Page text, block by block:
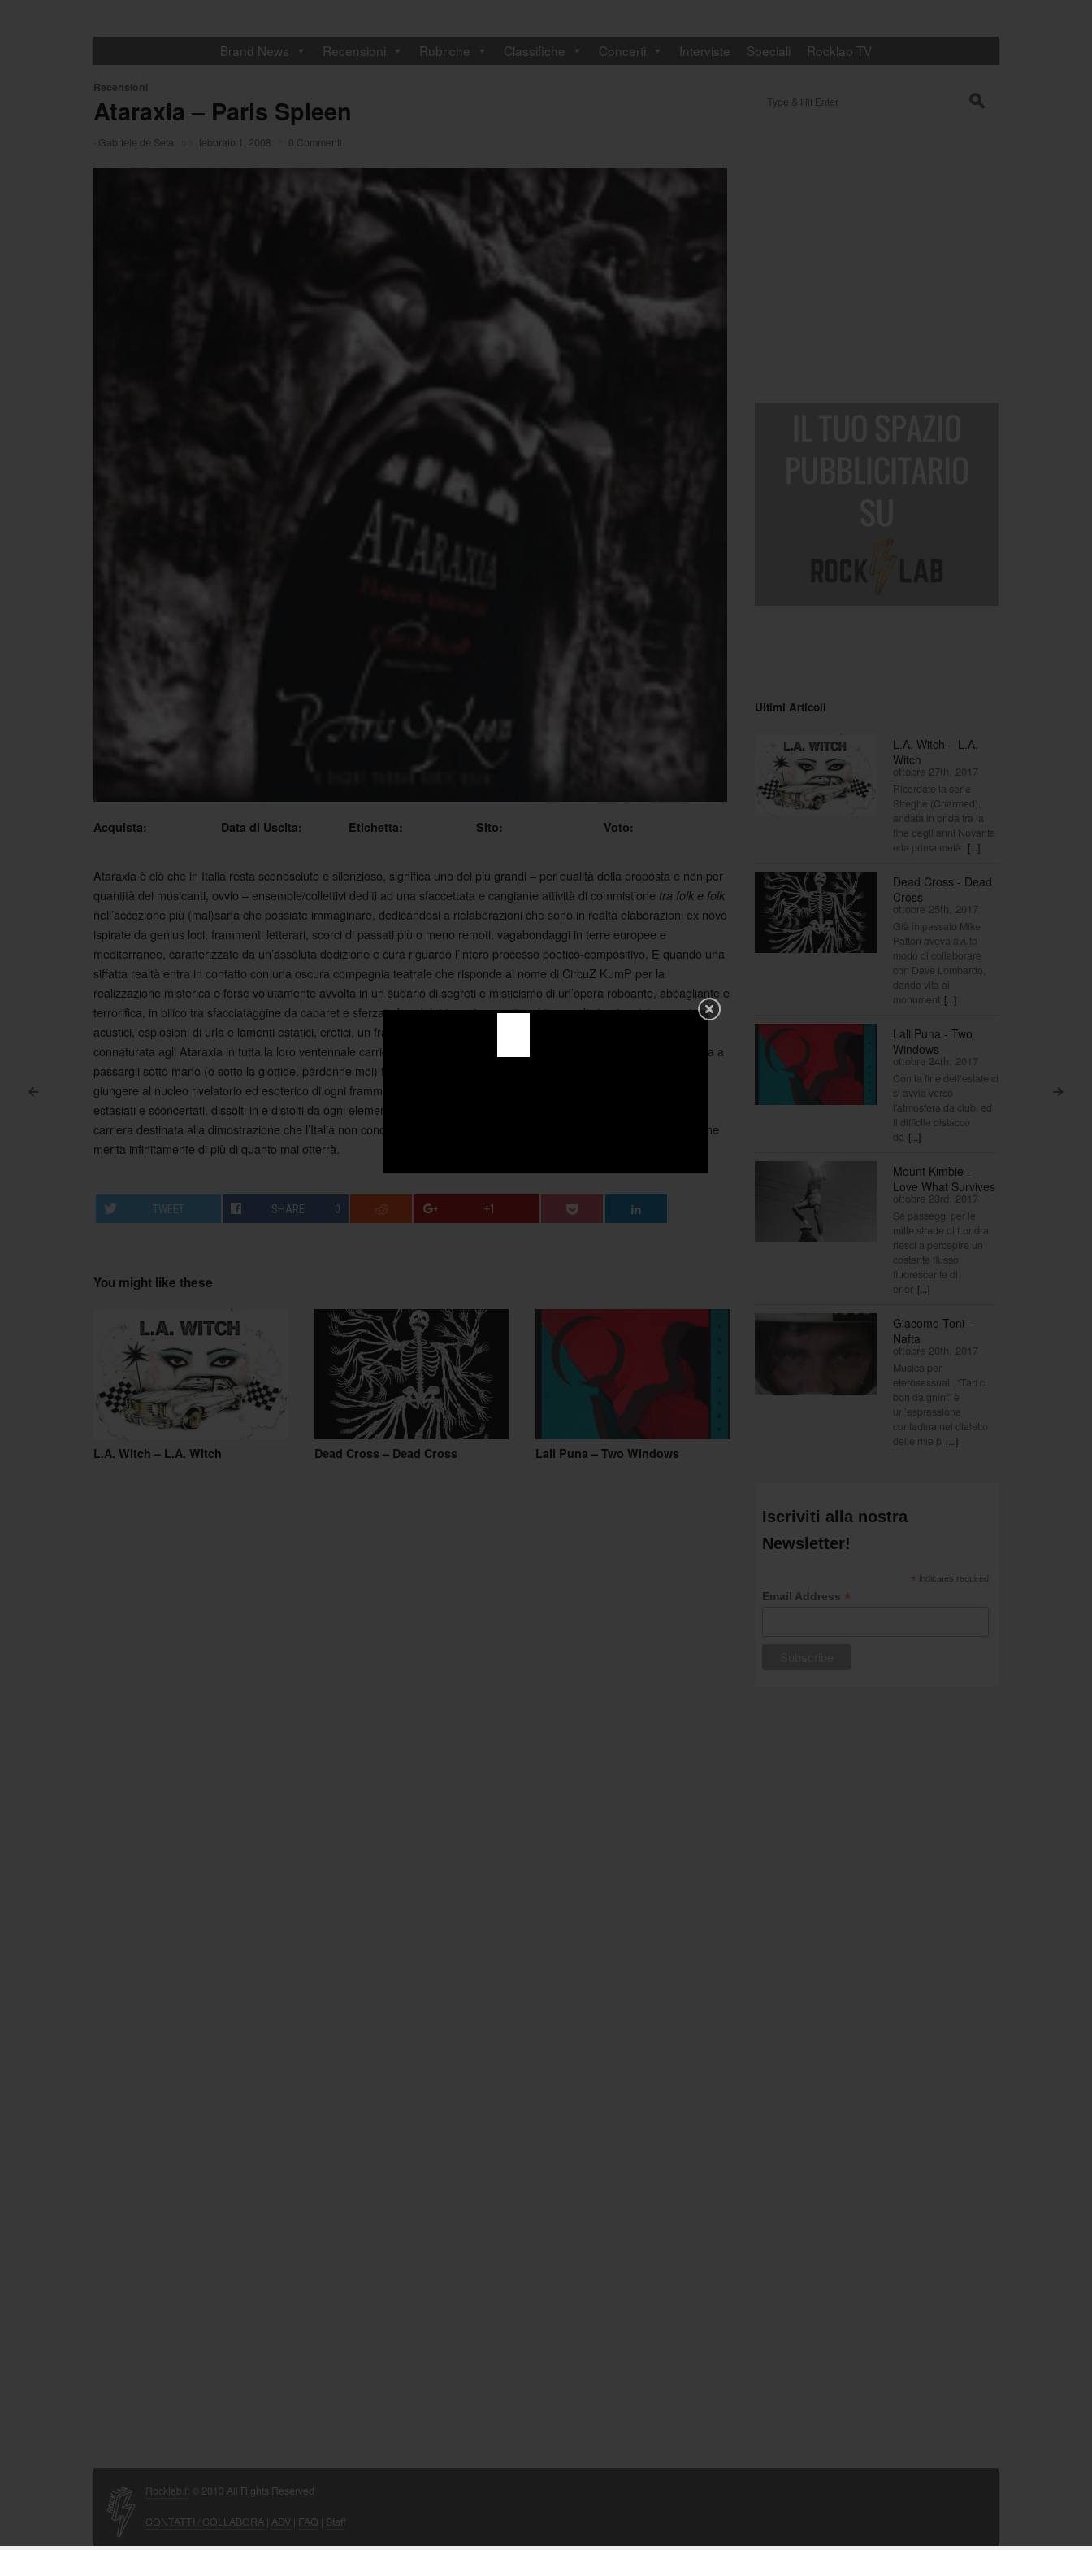
Brand News Recensioni Rubriche Classifiche Concerti Interviste Speciali Rocklab TV
Post navigation
< >
Recensioni
Ataraxia – Paris Spleen
Gabriele de Seta febbraio 1, 2008 0 Commenti
Acquista: Data di Uscita: Etichetta: Sito: Voto:
Ataraxia è ciò che in Italia resta sconosciuto e silenzioso, significa uno dei più grandi – per qualità della proposta e non per
quantità dei musicanti, ovvio – ensemble/collettivi dediti ad una sfaccettata e cangiante attività di commistione tra folk e folk
nell’accezione più (mal)sana che possiate immaginare, dedicandosi a rielaborazioni che sono in realtà elaborazioni ex novo
ispirate da genius loci, frammenti letterari, scorci di passati più o meno remoti, vagabondaggi in terre europee e
mediterranee, caratterizzate da un’assoluta dedizione e cura riguardo l’intero processo poetico-compositivo. E quando una
siffatta realtà entra in contatto con una oscura compagnia teatrale che risponde al nome di CircuZ KumP per la
realizzazione misterica e forse volutamente avvolta in un sudario di segreti e misticismo di un’opera roboante, abbagliante e
terrorifica, in bilico tra sfacciataggine da cabaret e sferzate baudelairiane, improvvise chiusure di sipario e intermezzi
acustici, esplosioni di urla e lamenti estatici, erotici, un francese sanguigno e pervaso dalla sistematica volontà –
connaturata agli Ataraxia in tutta la loro ventennale carriera – di sviscerare ogni singolo suono di ogni idioma che si trova a
passargli sotto mano (o sotto la glottide, pardonne moi) tramite l’esasperazione, l’esagerazione e l’esaltazione fino a
giungere al nucleo rivelatorio ed esoterico di ogni frammento sonoro, sillaba, fono, singulto, non si può non rimanere
estasiati e sconcertati, dissolti in e distolti da ogni elemento estraneo a questo fluire di non ho ancora capito cosa. Una
carriera destinata alla dimostrazione che l’Italia non conosce nemmeno la minima parte delle sue ricchezze. Un’opera che
merita infinitamente di più di quanto mai otterrà.
TWEET SHARE 0 +1
You might like these
L.A. Witch – L.A. Witch Dead Cross – Dead Cross Lali Puna – Two Windows
s
Ultimi Articoli
L.A. Witch – L.A.
Witch
ottobre 27th, 2017
Ricordate la serie
Streghe (Charmed),
andata in onda tra la
fine degli anni Novanta
e la prima metà [...]
Dead Cross - Dead
Cross
ottobre 25th, 2017
Già in passato Mike
Patton aveva avuto
modo di collaborare
con Dave Lombardo,
dando vita ai
monument [...]
Lali Puna - Two
Windows
ottobre 24th, 2017
Con la fine dell’estate ci
si avvia verso
l'atmosfera da club, ed
il difficile distacco
da [...]
Mount Kimbie -
Love What Survives
ottobre 23rd, 2017
Se passeggi per le
mille strade di Londra
riesci a percepire un
costante flusso
fluorescente di
ener [...]
Giacomo Toni -
Nafta
ottobre 20th, 2017
Musica per
eterosessuali. “Tan ci
bon da gnint” è
un’espressione
contadina nel dialetto
delle mie p [...]
Iscriviti alla nostra
Newsletter!
* indicates required
Email Address *
Rocklab.it © 2013 All Rights Reserved
CONTATTI / COLLABORA | ADV | FAQ | Staff